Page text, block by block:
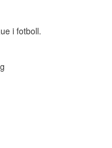
i fotboll.